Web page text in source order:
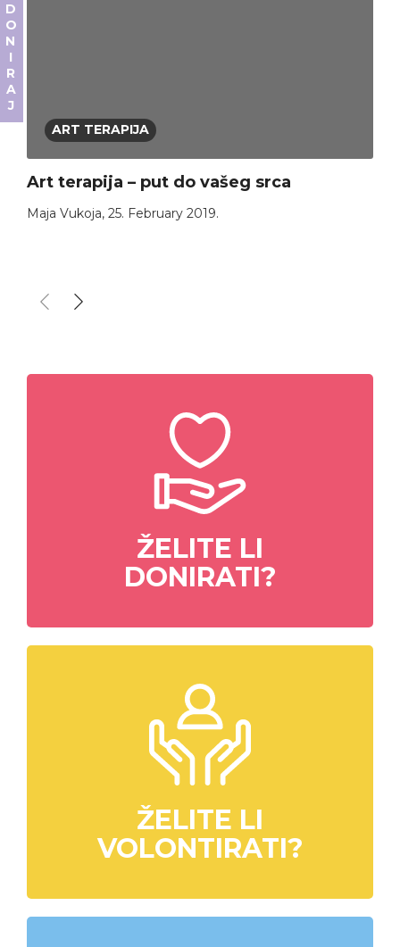
ART TERAPIJA
Art terapija – put do vašeg srca
Maja Vukoja, 25. February 2019.
ŽELITE LI
DONIRATI?
ŽELITE LI
VOLONTIRATI?
DONIRAJ